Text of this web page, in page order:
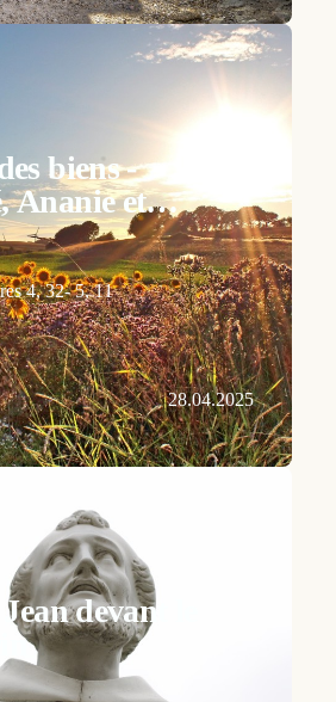
biens -
Ananie et
4, 32- 5, 11
28.04.2025
devant le